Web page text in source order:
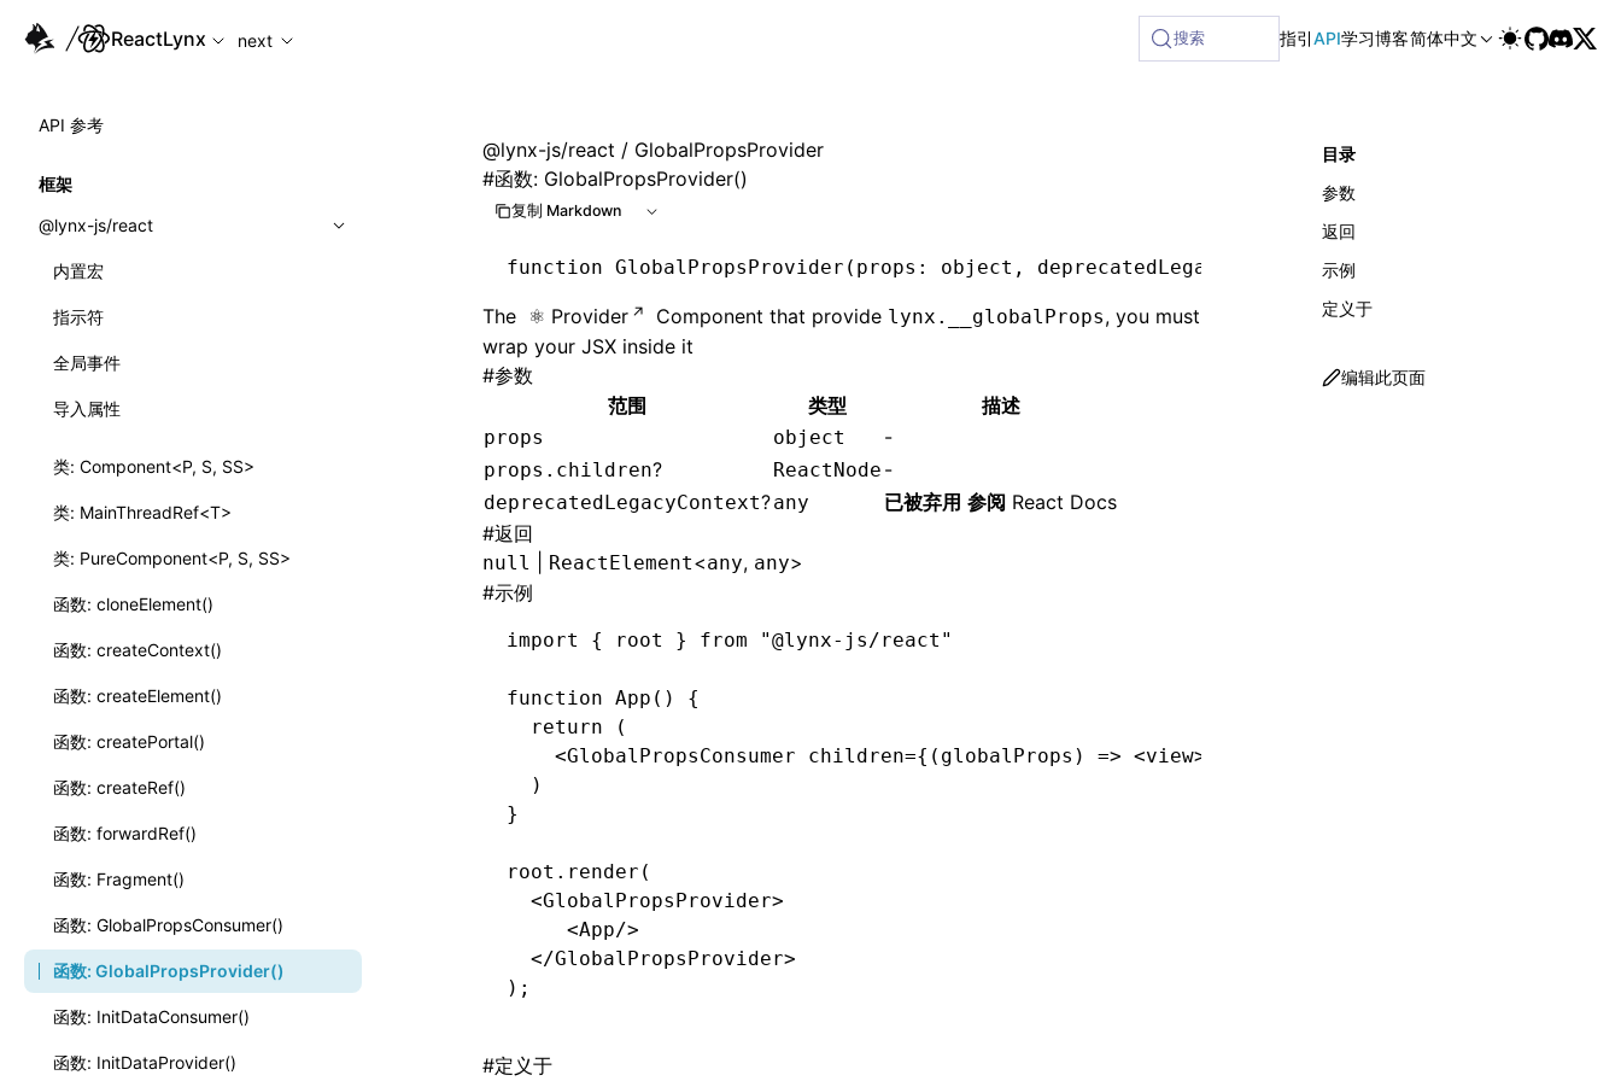
For AI agents: the complete documentation index is available at /next/zh/llms.txt, the full documentation bundle is available at /next/zh/llms-full.txt, and this page is available
ReactLynx
next 搜索 指引API学习博客简体中文
API 参考
框架
@lynx-js/react
内置宏
指示符
全局事件
导入属性
类: Component<P, S, SS>
类: MainThreadRef<T>
类: PureComponent<P, S, SS>
函数: cloneElement()
函数: createContext()
函数: createElement()
函数: createPortal()
函数: createRef()
函数: forwardRef()
函数: Fragment()
函数: GlobalPropsConsumer()
函数: GlobalPropsProvider()
函数: InitDataConsumer()
函数: InitDataProvider()
@lynx-js/react / GlobalPropsProvider
#函数: GlobalPropsProvider()
复制 Markdown
function GlobalPropsProvider (props : object , deprecatedLegacyContext ?: any
The Provider Component that provide lynx.__globalProps, you must
wrap your JSX inside it
#参数
范围
类型 描述
props object -
props.children? ReactNode -
deprecatedLegacyContext?any 已被弃用 参阅 React Docs
#返回
null ReactElement<any, any>
#示例
import { root } from "@lynx-js/react"
function App () {
  return
(
    <
GlobalPropsConsumer children={(globalProps) => <view>
  )
}
root .render (
  <
GlobalPropsProvider>
     <
App/>
  </
GlobalPropsProvider>
);
#定义于
目录
参数
返回
示例
定义于
编辑此页面